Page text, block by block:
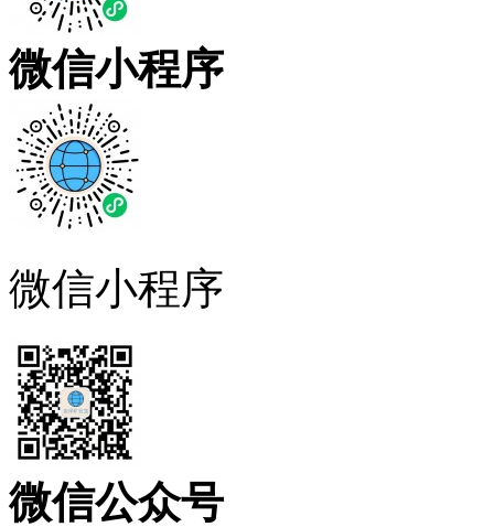
微信小程序
微信小程序
微信公众号